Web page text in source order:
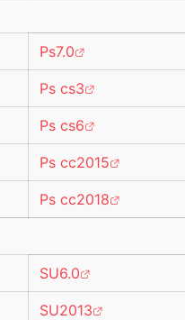
Ps7.0
Ps cs3
Ps cs6
Ps cc2015
Ps cc2018
SU6.0
SU2013